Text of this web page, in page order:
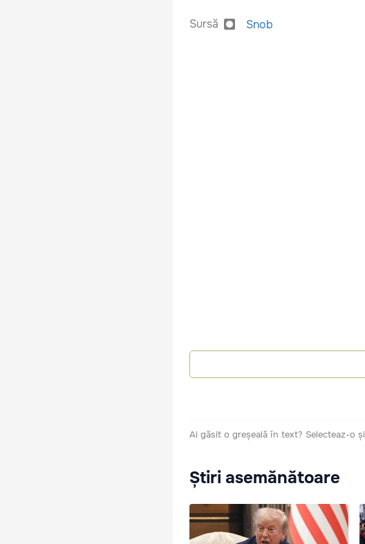
Sursă Snob
Ai găsit o greșeală în text? Selecteaz-o
Știri asemănătoare